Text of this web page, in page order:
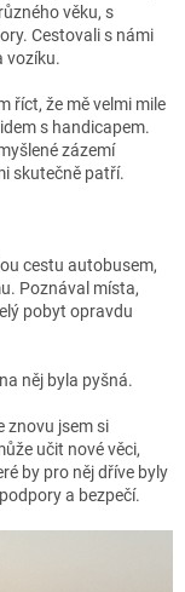
věku, s
Cestovali s námi
vozíku.
říct, že mě velmi mile
s handicapem.
zázemí
skutečně patří.
cestu autobusem,
Poznával místa,
pobyt opravdu
něj byla pyšná.
znovu jsem si
učit nové věci,
by pro něj dříve byly
a bezpečí.